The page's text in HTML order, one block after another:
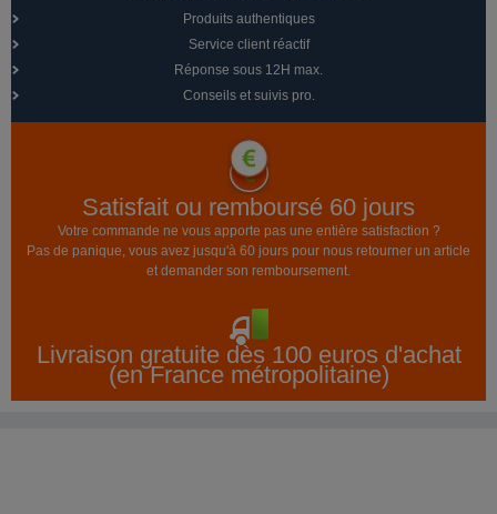
Produits authentiques
Service client réactif
Réponse sous 12H max.
Conseils et suivis pro.
Satisfait ou remboursé 60 jours
Votre commande ne vous apporte pas une entière satisfaction ?
Pas de panique, vous avez jusqu'à 60 jours pour nous retourner un article
et demander son remboursement.
Livraison gratuite dès 100 euros d'achat
(en France métropolitaine)